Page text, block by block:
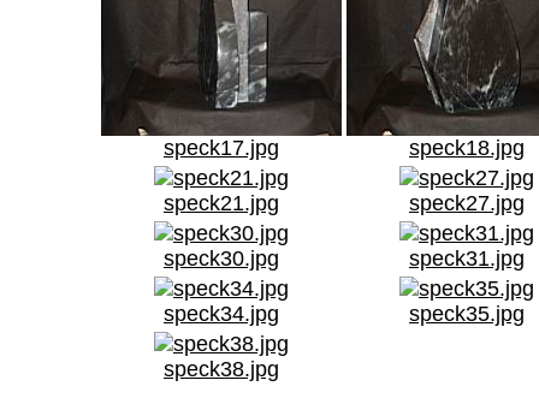
speck17.jpg speck18.jpg
speck21.jpg speck27.jpg
speck30.jpg speck31.jpg
speck34.jpg speck35.jpg
speck38.jpg